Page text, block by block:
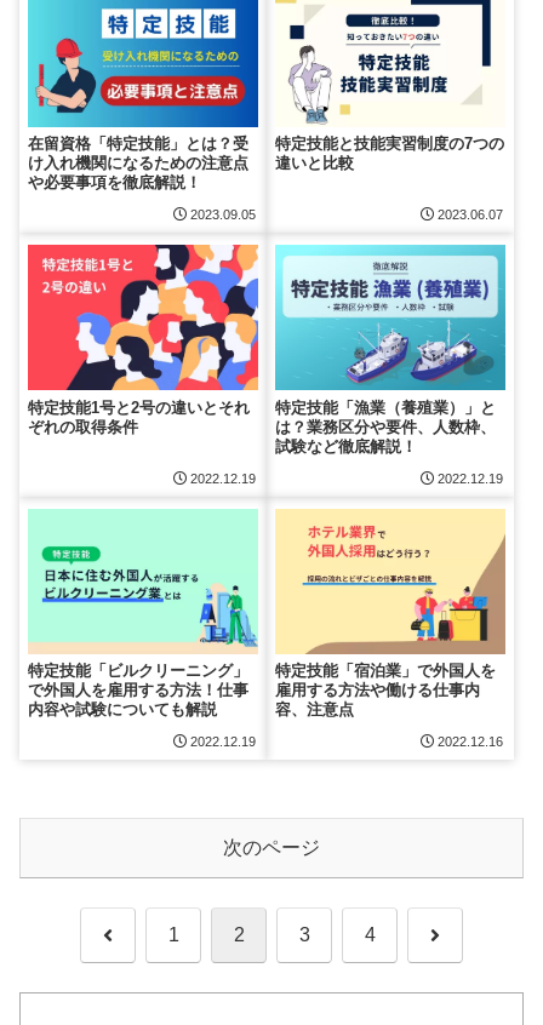
在留資格「特定技能」とは？受
け入れ機関になるための注意点
や必要事項を徹底解説！
2023.09.05
特定技能と技能実習制度の7つの
違いと比較
2023.06.07
特定技能1号と2号の違いとそれ
ぞれの取得条件
2022.12.19
特定技能「漁業（養殖業）」と
は？業務区分や要件、人数枠、
試験など徹底解説！
2022.12.19
特定技能「ビルクリーニング」
で外国人を雇用する方法！仕事
内容や試験についても解説
2022.12.19
特定技能「宿泊業」で外国人を
雇用する方法や働ける仕事内
容、注意点
2022.12.16
次のページ
前 1 2 3 4 次